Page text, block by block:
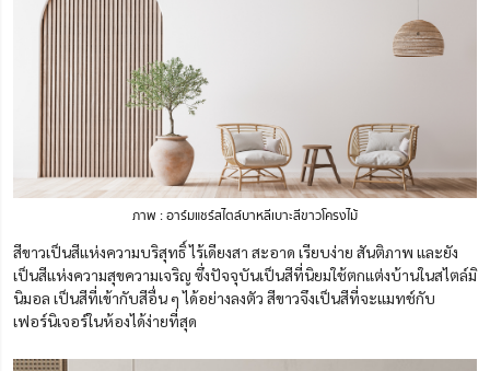
ภาพ : อาร์มแชร์สไตล์บาหลีเบาะสีขาวโครงไม้
สีขาวเป็นสีแห่งความบริสุทธิ์ ไร้เดียงสา สะอาด เรียบง่าย สันติภาพ และยัง
เป็นสีแห่งความสุขความเจริญ ซึ่งปัจจุบันเป็นสีที่นิยมใช้ตกแต่งบ้านในสไตล์มิ
นิมอล เป็นสีที่เข้ากับสีอื่น ๆ ได้อย่างลงตัว สีขาวจึงเป็นสีที่จะแมทช์กับ
เฟอร์นิเจอร์ในห้องได้ง่ายที่สุด